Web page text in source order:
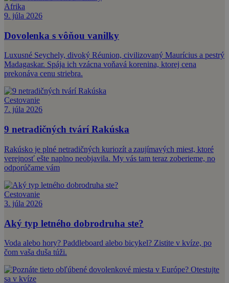
Afrika
9. júla 2026
Dovolenka s vôňou vanilky
Luxusné Seychely, divoký Réunion, civilizovaný Maurícius a pestrý
Madagaskar. Spája ich vzácna voňavá korenina, ktorej cena
prekonáva cenu striebra.
Cestovanie
7. júla 2026
9 netradičných tvárí Rakúska
Rakúsko je plné netradičných kuriozít a zaujímavých miest, ktoré
verejnosť ešte naplno neobjavila. My vás tam teraz zoberieme, no
odporúčame vám
Cestovanie
3. júla 2026
Aký typ letného dobrodruha ste?
Voda alebo hory? Paddleboard alebo bicykel? Zistite v kvíze, po
čom vaša duša túži.